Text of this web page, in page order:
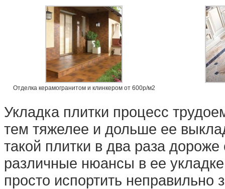
Отделка керамогранитом и клинкером от 600р/м2
Укладка плитки процесс
тем тяжелее и дольше ее
такой плитки в два раза
различные нюансы в ее
просто испортить неправильно